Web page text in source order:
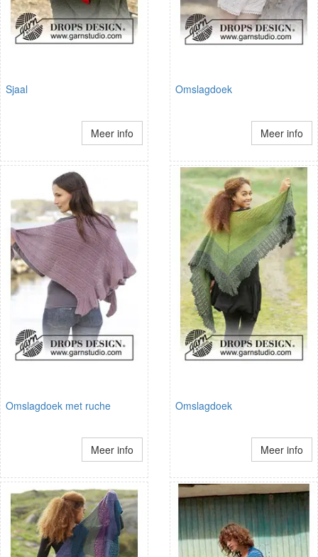
Sjaal
Meer info
Omslagdoek
Meer info
Omslagdoek met ruche
Meer info
Omslagdoek
Meer info